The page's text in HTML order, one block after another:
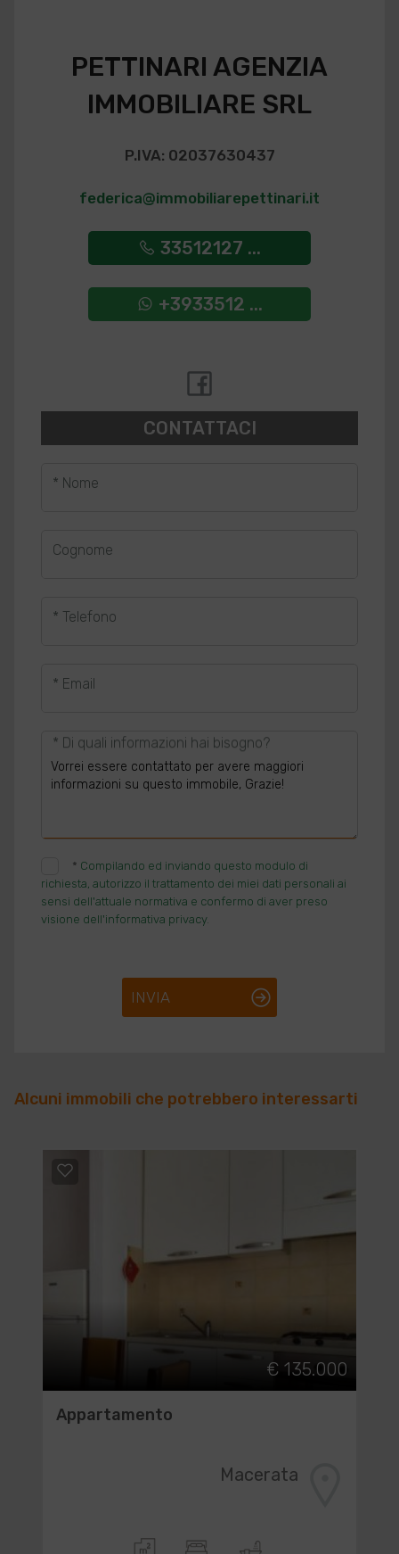
PETTINARI AGENZIA
IMMOBILIARE SRL
P.IVA: 02037630437
federica@immobiliarepettinari.it
33512127 ...
+3933512 ...
CONTATTACI
* Nome
Cognome
* Telefono
* Email
* Di quali informazioni hai bisogno?
* Compilando ed inviando questo modulo di
richiesta, autorizzo il trattamento dei miei dati personali ai
sensi dell'attuale normativa e confermo di aver preso
visione dell'informativa privacy.
INVIA
Alcuni immobili che potrebbero interessarti
€ 135.000
Appartamento
Macerata